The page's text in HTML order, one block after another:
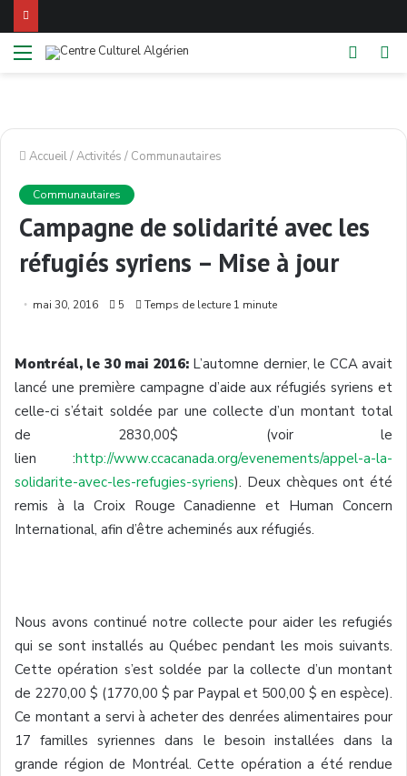
Menu
Switch
Accueil/Activités / Communautaires
Communautaires
Campagne de solidarité avec les
réfugiés syriens – Mise à jour
mai 30, 2016 5 Temps de lecture 1 minute
Montréal, le 30 mai 2016: L’automne dernier, le CCA avait
lancé une première campagne d’aide aux réfugiés syriens et
celle-ci s’était soldée par une collecte d’un montant total
de 2830,00$ (voir le
lien :http://www.ccacanada.org/evenements/appel-a-la-
solidarite-avec-les-refugies-syriens). Deux chèques ont été
remis à la Croix Rouge Canadienne et Human Concern
International, afin d’être acheminés aux réfugiés.
Nous avons continué notre collecte pour aider les refugiés
qui se sont installés au Québec pendant les mois suivants.
Cette opération s’est soldée par la collecte d’un montant
de 2270,00 $ (1770,00 $ par Paypal et 500,00 $ en espèce).
Ce montant a servi à acheter des denrées alimentaires pour
17 familles syriennes dans le besoin installées dans la
grande région de Montréal. Cette opération a été rendue